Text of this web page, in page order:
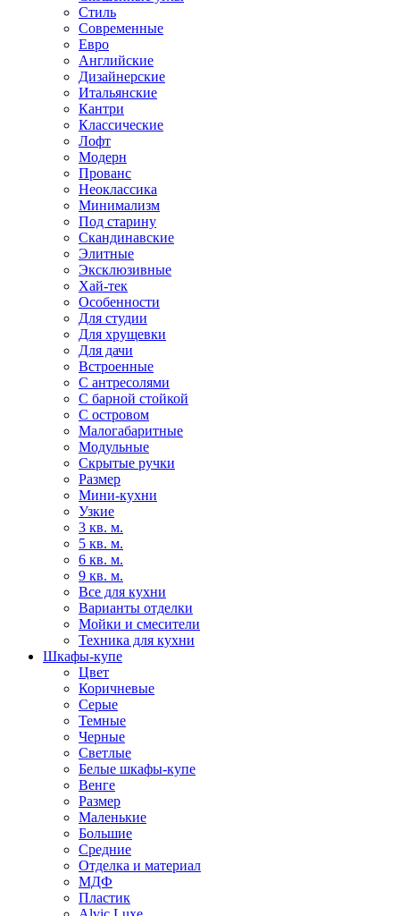
Стиль
Современные
Евро
Английские
Дизайнерские
Итальянские
Кантри
Классические
Лофт
Модерн
Прованс
Неоклассика
Минимализм
Под старину
Скандинавские
Элитные
Эксклюзивные
Хай-тек
Особенности
Для студии
Для хрущевки
Для дачи
Встроенные
С антресолями
С барной стойкой
С островом
Малогабаритные
Модульные
Скрытые ручки
Размер
Мини-кухни
Узкие
3 кв. м.
5 кв. м.
6 кв. м.
9 кв. м.
Все для кухни
Варианты отделки
Мойки и смесители
Техника для кухни
Шкафы-купе
Цвет
Коричневые
Серые
Темные
Черные
Светлые
Белые шкафы-купе
Венге
Размер
Маленькие
Большие
Средние
Отделка и материал
МДФ
Пластик